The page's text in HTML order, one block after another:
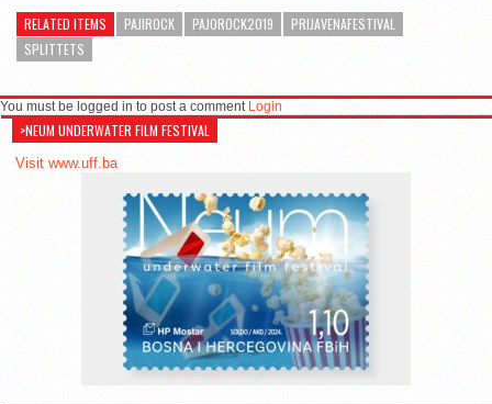
RELATED ITEMS PAJIROCK PAJOROCK2019
PRIJAVENAFESTIVAL
SPLITTETS
You must be logged in to post a comment Login
>NEUM UNDERWATER FILM FESTIVAL
Visit www.uff.ba